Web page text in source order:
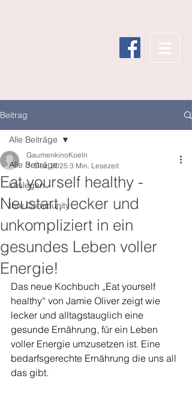
Beitrag
Alle Beiträge
Loslegen
Ihre Community
Alle Beiträge
Eat yourself healthy -
Neustart, lecker und
unkompliziert in ein
gesundes Leben voller
Energie!
GaumenkinoKoeln
7. Dez. 2025 3 Min. Lesezeit
Das neue Kochbuch „Eat yourself
healthy“ von Jamie Oliver zeigt wie
lecker und alltagstauglich eine
gesunde Ernährung, für ein Leben
voller Energie umzusetzen ist. Eine
bedarfsgerechte Ernährung die uns all
das gibt.